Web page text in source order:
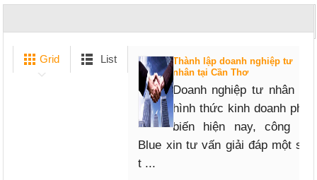
Grid List
Thành lập doanh nghiệp tư
nhân tại Cần Thơ
Doanh nghiệp tư nhân là
hình thức kinh doanh phổ
biến hiện nay, công ty
Blue xin tư vấn giải đáp một số
t ...